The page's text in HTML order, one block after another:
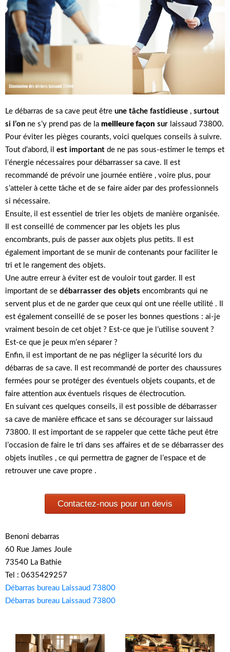
Le débarras de sa cave peut être une tâche fastidieuse , surtout
si l’on ne s’y prend pas de la meilleure façon sur laissaud 73800.
Pour éviter les pièges courants, voici quelques conseils à suivre.
Tout d’abord, il est important de ne pas sous-estimer le temps et
l’énergie nécessaires pour débarrasser sa cave. Il est
recommandé de prévoir une journée entière , voire plus, pour
s’atteler à cette tâche et de se faire aider par des professionnels
si nécessaire.
Ensuite, il est essentiel de trier les objets de manière organisée.
Il est conseillé de commencer par les objets les plus
encombrants, puis de passer aux objets plus petits. Il est
également important de se munir de contenants pour faciliter le
tri et le rangement des objets.
Une autre erreur à éviter est de vouloir tout garder. Il est
important de se débarrasser des objets encombrants qui ne
servent plus et de ne garder que ceux qui ont une réelle utilité . Il
est également conseillé de se poser les bonnes questions : ai-je
vraiment besoin de cet objet ? Est-ce que je l’utilise souvent ?
Est-ce que je peux m’en séparer ?
Enfin, il est important de ne pas négliger la sécurité lors du
débarras de sa cave. Il est recommandé de porter des chaussures
fermées pour se protéger des éventuels objets coupants, et de
faire attention aux éventuels risques de électrocution.
En suivant ces quelques conseils, il est possible de débarrasser
sa cave de manière efficace et sans se décourager sur laissaud
73800. Il est important de se rappeler que cette tâche peut être
l’occasion de faire le tri dans ses affaires et de se débarrasser des
objets inutiles , ce qui permettra de gagner de l’espace et de
retrouver une cave propre .
Contactez-nous pour un devis
Benoni debarras
60 Rue James Joule
73540 La Bathie
Tel : 0635429257
Débarras bureau Laissaud 73800
Débarras bureau Laissaud 73800